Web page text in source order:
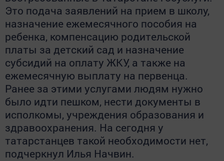
Это подача заявлений на прием в школу,
назначение ежемесячного пособия на
ребенка, компенсацию родительской
платы за детский сад и назначение
субсидий на оплату ЖКУ, а также на
ежемесячную выплату на первенца.
Ранее за этими услугами людям нужно
было идти пешком, нести документы в
исполкомы, учреждения образования и
здравоохранения. На сегодня у
татарстанцев такой необходимости нет,
подчеркнул Илья Начвин.